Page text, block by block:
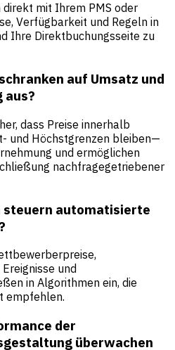
direkt mit Ihrem PMS oder
Verfügbarkeit und Regeln in
Ihre Direktbuchungsseite zu
auf Umsatz und
aus?
dass Preise innerhalb
und Höchstgrenzen bleiben—
und ermöglichen
nachfragegetriebener
steuern automatisierte
und
in Algorithmen ein, die
empfehlen.
der
überwachen